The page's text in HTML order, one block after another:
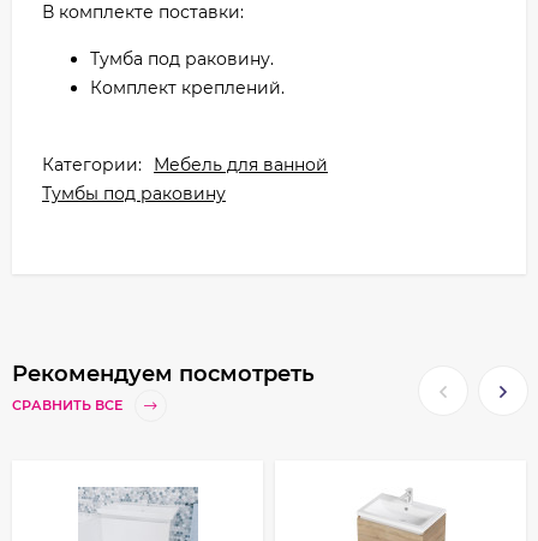
В комплекте поставки:
Тумба под раковину.
Комплект креплений.
Категории:
Мебель для ванной
Тумбы под раковину
Рекомендуем посмотреть
СРАВНИТЬ ВСЕ